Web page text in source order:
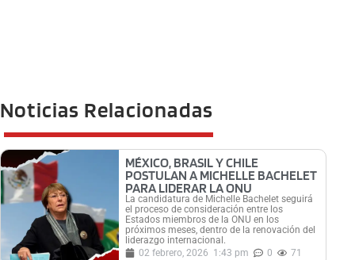
Noticias Relacionadas
MÉXICO, BRASIL Y CHILE
POSTULAN A MICHELLE BACHELET
PARA LIDERAR LA ONU
La candidatura de Michelle Bachelet seguirá
el proceso de consideración entre los
Estados miembros de la ONU en los
próximos meses, dentro de la renovación del
liderazgo internacional.
02 febrero, 2026 1:43 pm 0 71